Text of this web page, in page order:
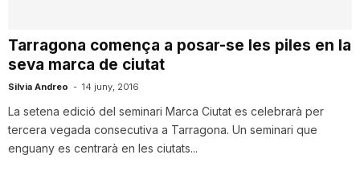
Tarragona comença a posar-se les piles en la
seva marca de ciutat
Silvia Andreo - 14 juny, 2016
La setena edició del seminari Marca Ciutat es celebrarà per
tercera vegada consecutiva a Tarragona. Un seminari que
enguany es centrarà en les ciutats...